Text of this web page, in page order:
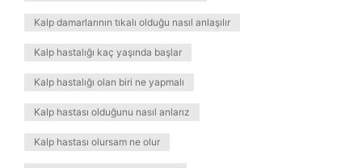
Kalp damarlarının tıkalı olduğu nasıl anlaşılır
Kalp hastalığı kaç yaşında başlar
Kalp hastalığı olan biri ne yapmalı
Kalp hastası olduğunu nasıl anlarız
Kalp hastası olursam ne olur